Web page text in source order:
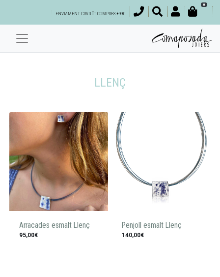
ENVIAMENT GRATUÏT COMPRES +99€
0
LLENÇ
Arracades esmalt Llenç
95,00€
Penjoll esmalt Llenç
140,00€